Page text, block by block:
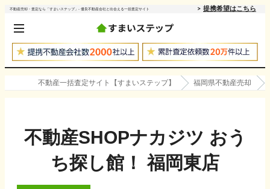
不動産売却・査定なら「すまいステップ」- 優良不動産会社と出会える一括査定サイト 提携希望はこちら
不動産一括査定サイト【すまいステップ】 福岡県不動産売却
不動産SHOPナカジツ おう
ち探し館！ 福岡東店